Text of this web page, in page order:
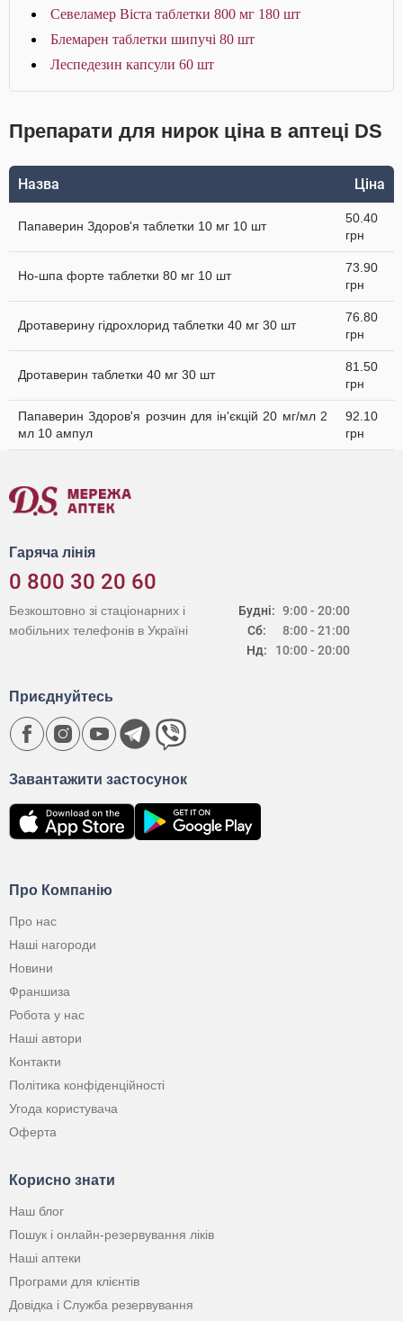
Севеламер Віста таблетки 800 мг 180 шт
Блемарен таблетки шипучі 80 шт
Леспедезин капсули 60 шт
Препарати для нирок ціна в аптеці DS
Назва Ціна
Папаверин Здоров'я таблетки 10 мг 10 шт
50.40
грн
Но-шпа форте таблетки 80 мг 10 шт
73.90
грн
Дротаверину гідрохлорид таблетки 40 мг 30 шт
76.80
грн
Дротаверин таблетки 40 мг 30 шт
81.50
грн
Папаверин Здоров'я розчин для ін'єкцій 20 мг/мл 2
мл 10 ампул
92.10
грн
Гаряча лінія
0 800 30 20 60
Будні:
Сб:
Нд:
9:00 - 20:00
8:00 - 21:00
10:00 - 20:00
Безкоштовно зі стаціонарних і
мобільних телефонів в Україні
Про Компанію
Про нас
Наші нагороди
Новини
Франшиза
Робота у нас
Наші автори
Контакти
Політика конфіденційності
Угода користувача
Оферта
Корисно знати
Наш блог
Пошук і онлайн-резервування ліків
Наші аптеки
Програми для клієнтів
Довідка і Служба резервування
Завантажити застосунок
Приєднуйтесь